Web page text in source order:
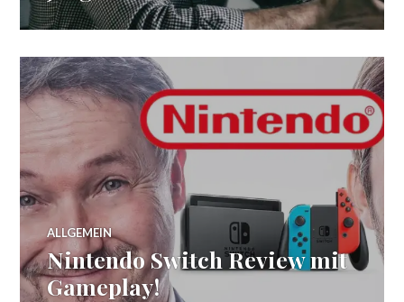
ALLGEMEIN
Nintendo Switch Review mit
Gameplay!